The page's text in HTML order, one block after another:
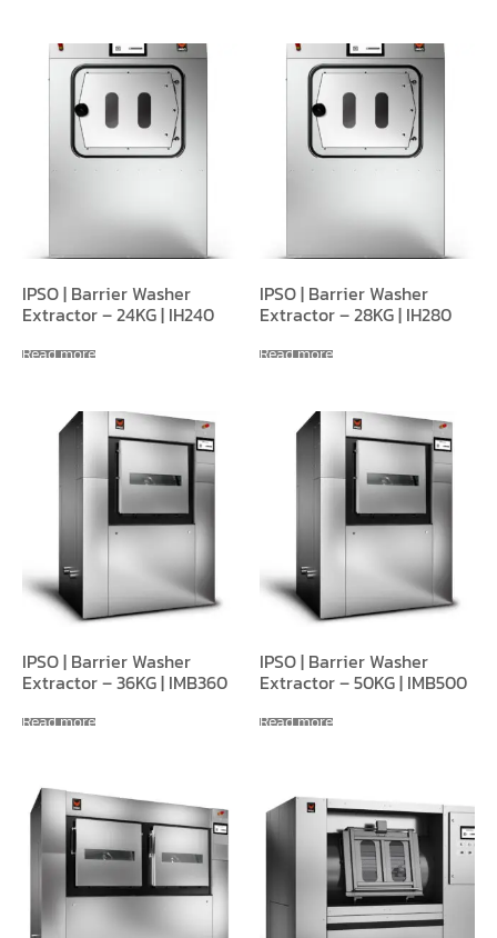
IPSO | Barrier Washer
Extractor – 24KG | IH240
Read more
IPSO | Barrier Washer
Extractor – 28KG | IH280
Read more
IPSO | Barrier Washer
Extractor – 36KG | IMB360
Read more
IPSO | Barrier Washer
Extractor – 50KG | IMB500
Read more